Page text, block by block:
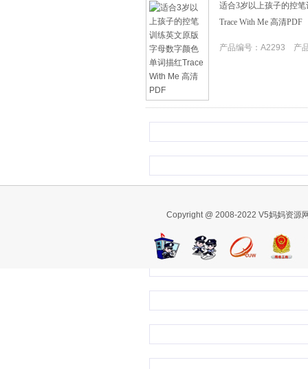
适合3岁以上孩子的控
Trace With Me 高清PDF
产品编号：A2293 产
Copyright @ 2008-2022 V5妈妈资源